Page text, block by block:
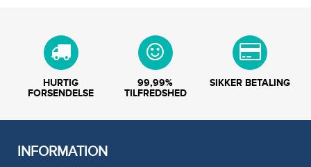
HURTIG
FORSENDELSE
99,99%
TILFREDSHED
SIKKER BETALING
INFORMATION